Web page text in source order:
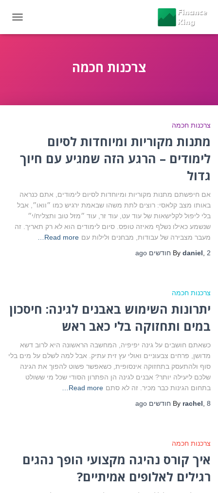
צרכנות חכמה
צרכנות חכמה
מתנות מקוריות ומיוחדות לסיום
לימודים – הרגע הזה שמגיע עם חיוך
גדול
אם חיפשתם מתנות מקוריות ומיוחדות לסיום לימודים, אתם כנראה
באותו מצב קלאסי: רוצים לתת משהו שבאמת ירגיש כמו ״וואו״, אבל
בלי ליפול לקלישאות של עוד עט, עוד זר, עוד ״מזל טוב ותצליח/י״
שנשמע כאילו נשלף מאיזה טופס. סיום לימודים הוא לא רק תאריך. זה
מעבר מצבירה של עבודות, מבחנים ולילות עם Read more…
By daniel 2 חודשים
צרכנות חכמה
יתרונות השימוש באבנים לגינה: חיסכון
במים ותחזוקה בלי כאב ראש
כשאתם חושבים על גינה יפיפיה, המחשבה הראשונה היא לרוב דשא
מדושן, פרחים צבעוניים ואולי עץ זית עתיק. אבל למה לשלם על מים בלי
סוף ולהתעסק בתחזוקה אינסופית, כשאפשר פשוט להפוך את הגינה
שלכם ליעילה יותר? אבנים לגינה הן הפתרון הסודי שכל מי ששולט
בתחום הגינות כבר מכיר. זה לא סתם Read more…
By rachel 8 חודשים
צרכנות חכמה
איך קורס נהיגה מקצועי הופך נהגים
רגילים לאלופים אמיתיים?